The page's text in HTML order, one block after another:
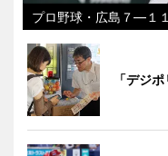
プロ野球・広島７―１
「デジ